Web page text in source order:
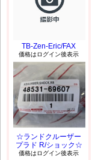
TB-Zen-Eric/FAX
価格はログイン後表示
☆ランドクルーザー
プラド R/ショック☆
価格はログイン後表示